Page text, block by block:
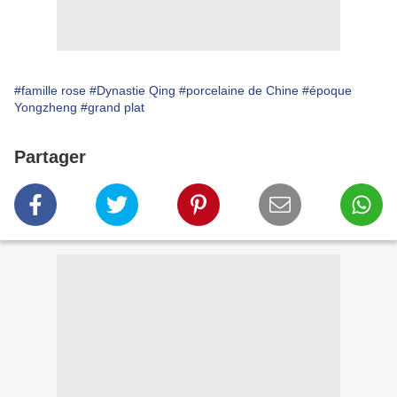
#famille rose #Dynastie Qing #porcelaine de Chine #époque
Yongzheng #grand plat
Partager